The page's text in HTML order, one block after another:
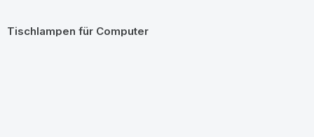
Tischlampen für Computer